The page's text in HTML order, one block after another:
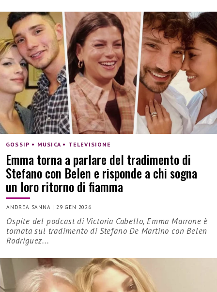
GOSSIP • MUSICA • TELEVISIONE
Emma torna a parlare del tradimento di
Stefano con Belen e risponde a chi sogna
un loro ritorno di fiamma
ANDREA SANNA | 29 GEN 2026
Ospite del podcast di Victoria Cabello, Emma Marrone è
tornata sul tradimento di Stefano De Martino con Belen
Rodriguez...